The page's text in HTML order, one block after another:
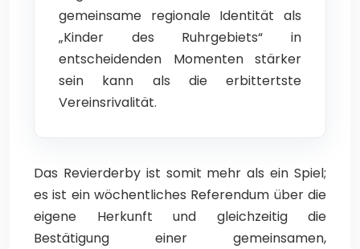
gemeinsame regionale Identität als
„Kinder des Ruhrgebiets“ in
entscheidenden Momenten stärker
sein kann als die erbittertste
Vereinsrivalität.
Das Revierderby ist somit mehr als ein Spiel;
es ist ein wöchentliches Referendum über die
eigene Herkunft und gleichzeitig die
Bestätigung einer gemeinsamen,